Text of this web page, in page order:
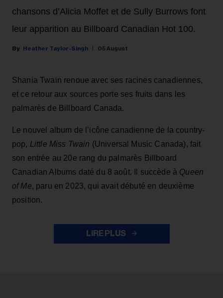
chansons d’Alicia Moffet et de Sully Burrows font
leur apparition au Billboard Canadian Hot 100.
Heather Taylor-Singh 05 August
Shania Twain renoue avec ses racines canadiennes,
et ce retour aux sources porte ses fruits dans les
palmarès de Billboard Canada.
Le nouvel album de l’icône canadienne de la country-
pop, Little Miss Twain (Universal Music Canada), fait
son entrée au 20e rang du palmarès Billboard
Canadian Albums daté du 8 août. Il succède à Queen
of Me, paru en 2023, qui avait débuté en deuxième
position.
LIRE PLUS